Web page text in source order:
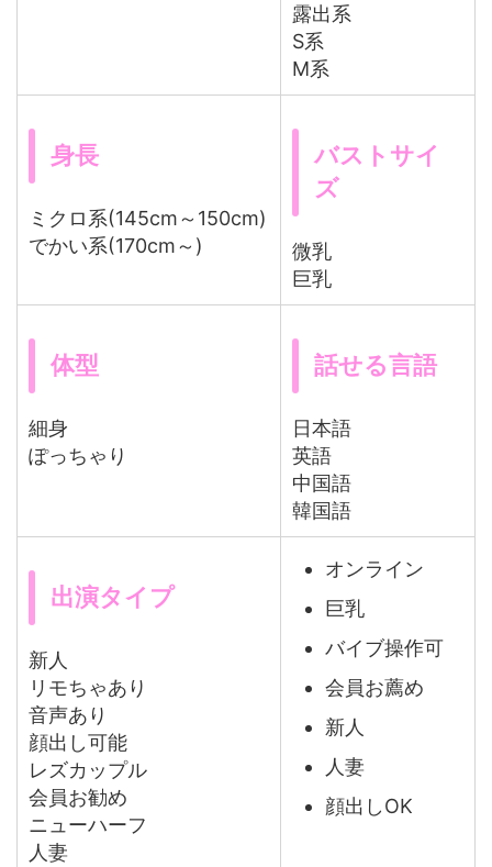
露出系
S系
M系
身長
ミクロ系(145cm～150cm)
でかい系(170cm～)
バストサイ
ズ
微乳
巨乳
体型
細身
ぽっちゃり
話せる言語
日本語
英語
中国語
韓国語
出演タイプ
新人
リモちゃあり
音声あり
顔出し可能
レズカップル
会員お勧め
ニューハーフ
人妻
オンライン
巨乳
バイブ操作可
会員お薦め
新人
人妻
顔出しOK